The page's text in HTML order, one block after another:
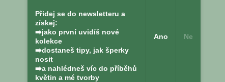
Přidej se do newsletteru a
získej:
➡️jako první uvidíš nové
kolekce
➡️dostaneš tipy, jak šperky
nosit
➡️a nahlédneš víc do příběhů
květin a mé tvorby
Ano Ne